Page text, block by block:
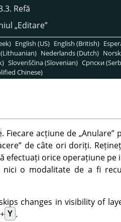
Refă
„Editare”
English (US) English (British)
Nederlands (Dutch)
Slovenščina (Slovenian) Српски
Chinese)
. Fiecare acțiune de„Anulare”
” de câte ori doriți.
efectuați orice operațiune pe
o modalitate de a fi
changes in visibility of
+ Y .